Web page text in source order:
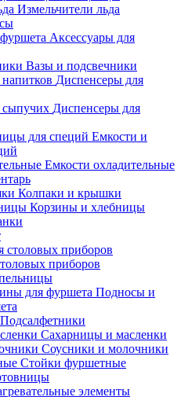
Измельчители льда
Аксессуары для
Вазы и подсвечники
Диспенсеры для
Диспенсеры для
Емкости и
Емкости охладительные
Колпаки и крышки
Корзины и хлебницы
приборов
Подносы и
Подсалфетники
Сахарницы и масленки
Соусники и молочники
Стойки фуршетные